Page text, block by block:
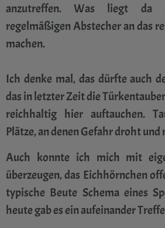
anzutreffen. Was liegt da
regelmäßigen Abstecher an das
machen.
Ich denke mal, das dürfte auch
das in letzter Zeit die
reichhaltig hier auftauchen.
Plätze, an denen Gefahr droht und
Auch konnte ich mich mit
überzeugen, das Eichhörnchen
typische Beute Schema eines
heute gab es ein aufeinander